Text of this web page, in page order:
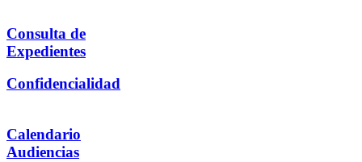
Consulta de
Expedientes
Confidencialidad
Calendario
Audiencias